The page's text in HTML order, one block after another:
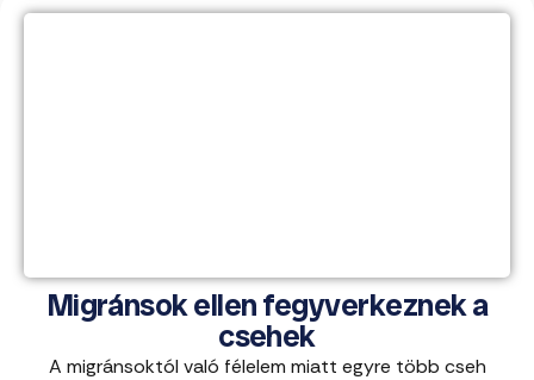
Migránsok ellen fegyverkeznek a
csehek
A migránsoktól való félelem miatt egyre több cseh